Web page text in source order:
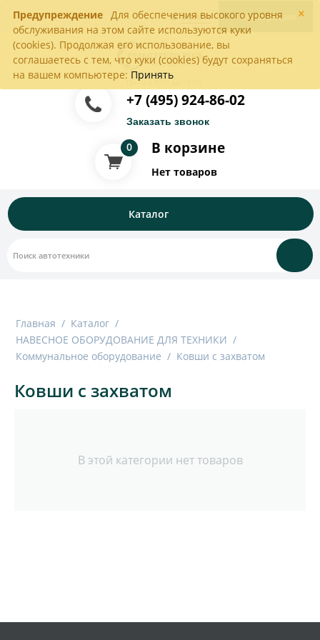
×
Предупреждение Для обеспечения высокого уровня
обслуживания на этом сайте используются куки
(cookies). Продолжая его использование, вы
соглашаетесь с тем, что куки (cookies) будут сохраняться
на вашем компьютере: Принять
Войти Регистрация
Пн-Пт с 9:00 до 18:00
+7 (495) 924-86-02
Заказать звонок
В корзине
0
Нет товаров
Каталог
Главная / Каталог /
НАВЕСНОЕ ОБОРУДОВАНИЕ ДЛЯ ТЕХНИКИ /
Коммунальное оборудование / Ковши с захватом
Ковши с захватом
В этой категории нет товаров